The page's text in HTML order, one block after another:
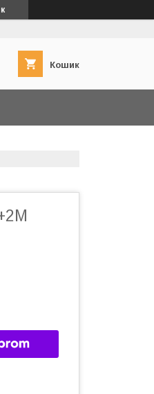
Кошик